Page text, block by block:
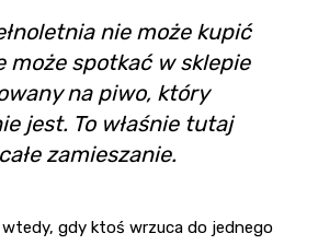
nie może kupić
może spotkać w sklepie
na piwo, który
jest. To właśnie tutaj
zamieszanie.
gdy ktoś wrzuca do jednego